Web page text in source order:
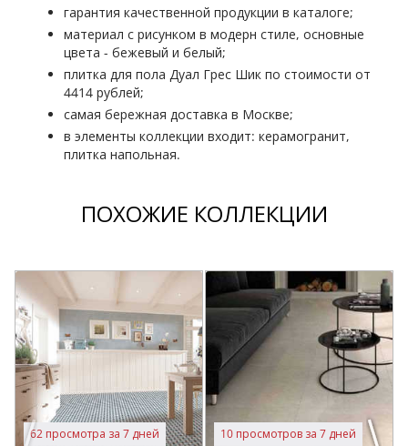
гарантия качественной продукции в каталоге;
материал с рисунком в модерн стиле, основные
цвета - бежевый и белый;
плитка для пола Дуал Грес Шик по стоимости от
4414 рублей;
самая бережная доставка в Москве;
в элементы коллекции входит: керамогранит,
плитка напольная.
ПОХОЖИЕ КОЛЛЕКЦИИ
62 просмотра за 7 дней 10 просмотров за 7 дней